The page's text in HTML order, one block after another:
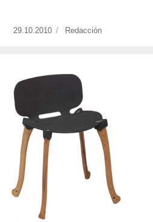
Publicado
29.10.2010 https://
Redacción